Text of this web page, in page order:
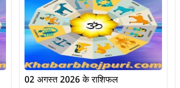
02 अगस्त 2026 के राशिफल